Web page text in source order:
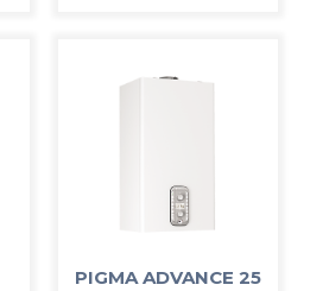
PIGMA ADVANCE 25